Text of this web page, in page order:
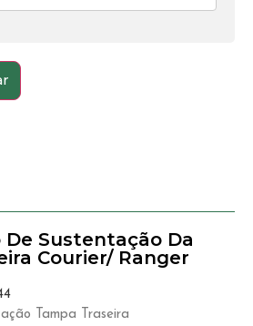
De Sustentação Da
Courier/ Ranger
Tampa Traseira